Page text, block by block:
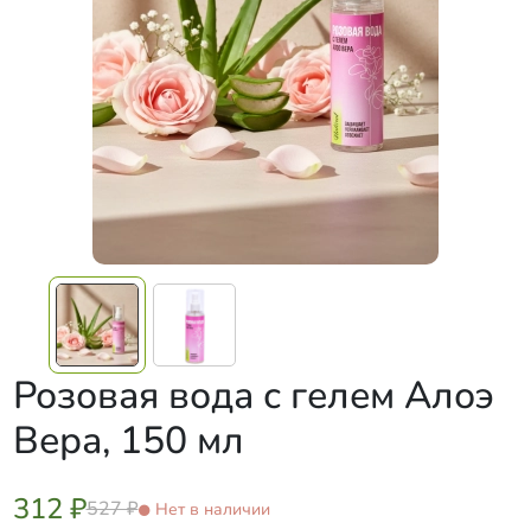
Розовая вода с гелем Алоэ
Вера, 150 мл
312 ₽527 ₽ Нет в наличии